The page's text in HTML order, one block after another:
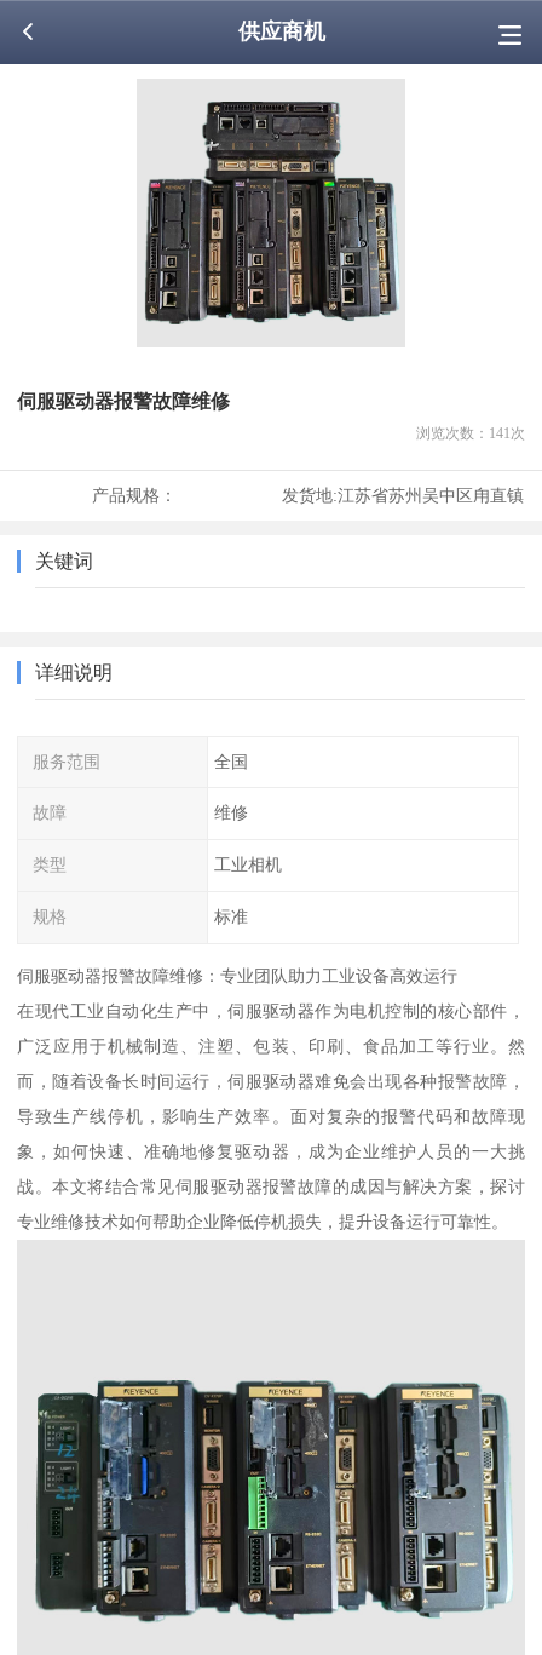
供应商机
伺服驱动器报警故障维修
浏览次数： 141 次
产品规格： 发货地:江苏省苏州吴中区甪直镇
关键词
详细说明
服务范围 全国
故障 维修
类型 工业相机
规格 标准
伺服驱动器报警故障维修：专业团队助力工业设备高效运行
在现代工业自动化生产中，伺服驱动器作为电机控制的核心部件，
广泛应用于机械制造、注塑、包装、印刷、食品加工等行业。然
而，随着设备长时间运行，伺服驱动器难免会出现各种报警故障，
导致生产线停机，影响生产效率。面对复杂的报警代码和故障现
象，如何快速、准确地修复驱动器，成为企业维护人员的一大挑
战。本文将结合常见伺服驱动器报警故障的成因与解决方案，探讨
专业维修技术如何帮助企业降低停机损失，提升设备运行可靠性。